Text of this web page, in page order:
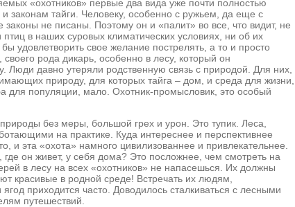
«охотников» первые два вида уже почти полностью
законам тайги. Человеку, особенно с ружьем, да еще с
не писаны. Поэтому он и «палит» во все, что видит, не
в наших суровых климатических условиях, ни об их
удовлетворить свое желание пострелять, а то и просто
рода дикарь, особенно в лесу, который он
Люди давно утеряли родственную связь с природой. Для них,
природу, для которых тайга – дом, и среда для жизни,
популяции, мало. Охотник-промысловик, это особый
без меры, большой грех и урон. Это тупик. Леса,
на практике. Куда интереснее и перспективнее
и эта «охота» намного цивилизованнее и привлекательнее.
он живет, у себя дома? Это посложнее, чем смотреть на
в лесу на всех «охотников» не напасешься. Их должны
красивые в родной среде! Встречать их людям,
приходится часто. Доводилось сталкиваться с лесными
путешествий.